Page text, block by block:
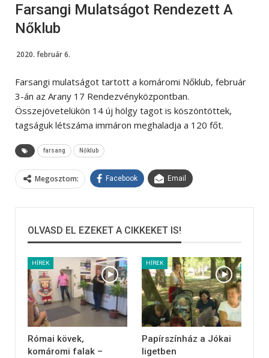
Farsangi Mulatságot Rendezett A
Nőklub
2020. február 6.
Farsangi mulatságot tartott a komáromi Nőklub, február
3-án az Arany 17 Rendezvényközpontban.
Összejövetelükön 14 új hölgy tagot is köszöntöttek,
tagságuk létszáma immáron meghaladja a 120 főt.
farsang Nőklub
Megosztom: Facebook Email
OLVASD EL EZEKET A CIKKEKET IS!
HÍREK
Római kövek,
komáromi falak –
HÍREK
Papírszínház a Jókai
ligetben